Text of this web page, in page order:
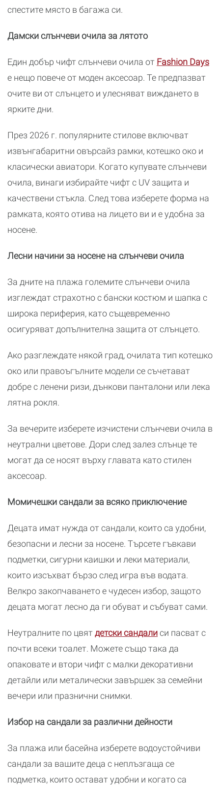
спестите място в багажа си.
Дамски слънчеви очила за лятото
Един добър чифт слънчеви очила от Fashion Days
е нещо повече от моден аксесоар. Те предпазват
очите ви от слънцето и улесняват виждането в
ярките дни.
През 2026 г. популярните стилове включват
извънгабаритни овърсайз рамки, котешко око и
класически авиатори. Когато купувате слънчеви
очила, винаги избирайте чифт с UV защита и
качествени стъкла. След това изберете форма на
рамката, която отива на лицето ви и е удобна за
носене.
Лесни начини за носене на слънчеви очила
За дните на плажа големите слънчеви очила
изглеждат страхотно с бански костюм и шапка с
широка периферия, като същевременно
осигуряват допълнителна защита от слънцето.
Ако разглеждате някой град, очилата тип котешко
око или правоъгълните модели се съчетават
добре с ленени ризи, дънкови панталони или лека
лятна рокля.
За вечерите изберете изчистени слънчеви очила в
неутрални цветове. Дори след залез слънце те
могат да се носят върху главата като стилен
аксесоар.
Момичешки сандали за всяко приключение
Децата имат нужда от сандали, които са удобни,
безопасни и лесни за носене. Търсете гъвкави
подметки, сигурни каишки и леки материали,
които изсъхват бързо след игра във водата.
Велкро закопчаването е чудесен избор, защото
децата могат лесно да ги обуват и събуват сами.
Неутралните по цвят детски сандалиси пасват с
почти всеки тоалет. Можете също така да
опаковате и втори чифт с малки декоративни
детайли или металически завършек за семейни
вечери или празнични снимки.
Избор на сандали за различни дейности
За плажа или басейна изберете водоустойчиви
сандали за вашите деца с неплъзгаща се
подметка, които остават удобни и когато са